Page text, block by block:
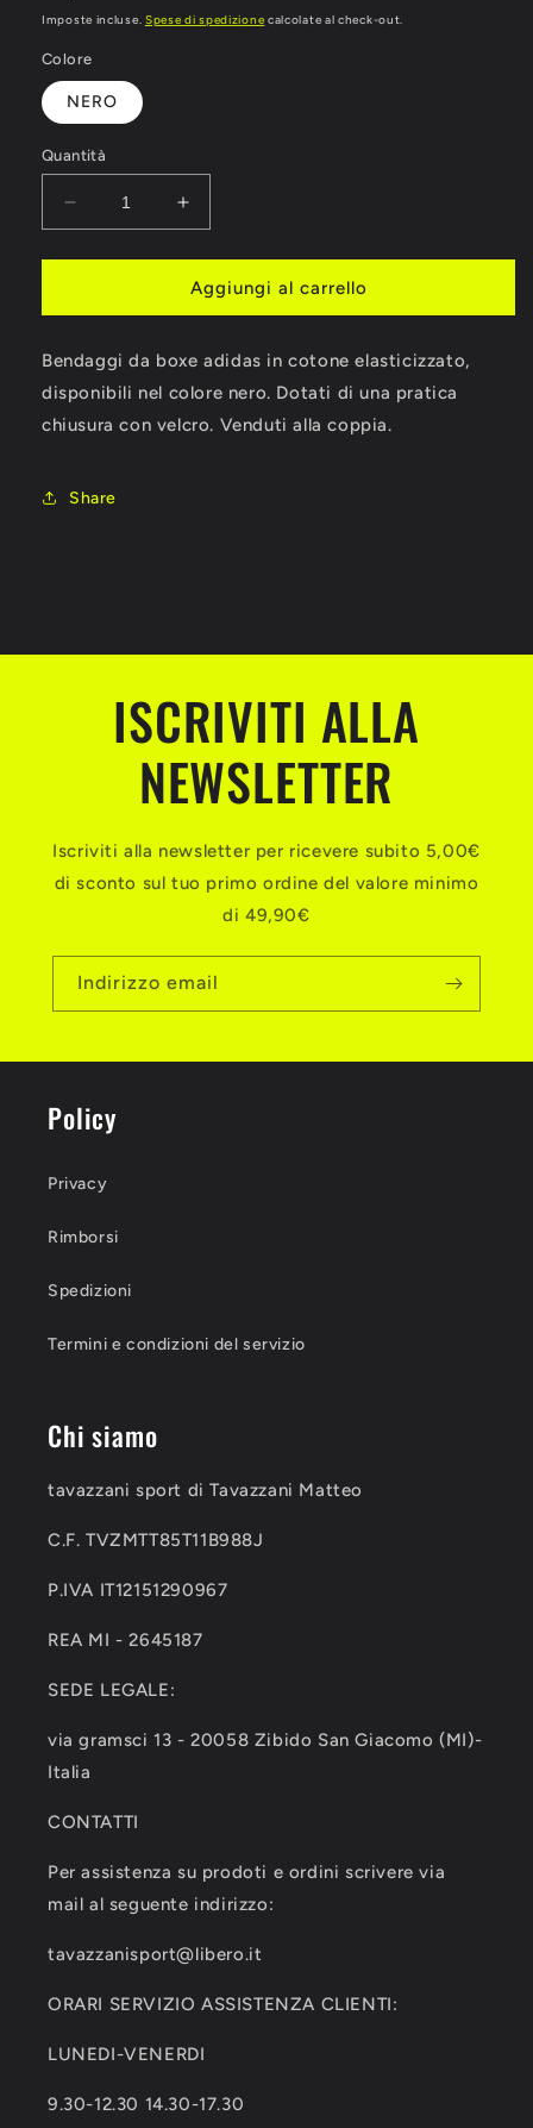
di
Imposte incluse. Spese di spedizione calcolate al check-out.
Colore
NERO
Quantità
Diminuisci
quantità
per
ADIDAS
CM
450
Aumenta
quantità
per
BENDAGGI
ADIDAS
CM
450
Aggiungi al carrello
Bendaggi da boxe adidas in cotone elasticizzato,
disponibili nel colore nero. Dotati di una pratica
chiusura con velcro. Venduti alla coppia.
Share
ISCRIVITI ALLA
NEWSLETTER
Iscriviti alla newsletter per ricevere subito 5,00€
di sconto sul tuo primo ordine del valore minimo
di 49,90€
Indirizzo email
Policy
Privacy
Rimborsi
Spedizioni
Termini e condizioni del servizio
Chi siamo
tavazzani sport di Tavazzani Matteo
C.F. TVZMTT85T11B988J
P.IVA IT12151290967
REA MI - 2645187
SEDE LEGALE:
via gramsci 13 - 20058 Zibido San Giacomo (MI)-
Italia
CONTATTI
Per assistenza su prodoti e ordini scrivere via
mail al seguente indirizzo:
tavazzanisport@libero.it
ORARI SERVIZIO ASSISTENZA CLIENTI:
LUNEDI-VENERDI
9.30-12.30 14.30-17.30